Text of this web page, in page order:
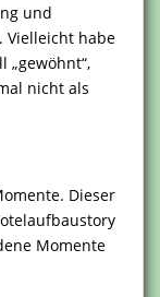
und
Vielleicht habe
„gewöhnt“,
nicht als
Dieser
Momente